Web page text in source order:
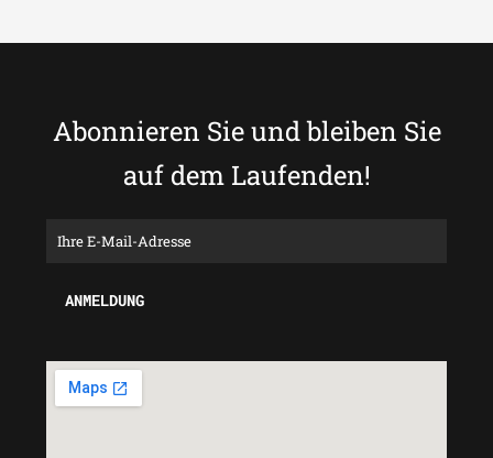
Abonnieren Sie und bleiben Sie
auf dem Laufenden!